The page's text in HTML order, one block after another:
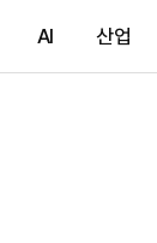
AI 산업